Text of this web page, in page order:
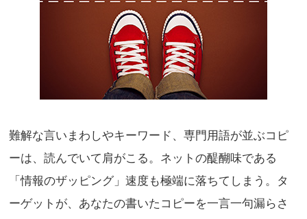
難解な言いまわしやキーワード、専門用語が並ぶコピ
ーは、読んでいて肩がこる。ネットの醍醐味である
「情報のザッピング」速度も極端に落ちてしまう。タ
ーゲットが、あなたの書いたコピーを一言一句漏らさ